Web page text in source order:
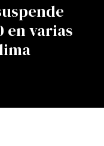
en varias